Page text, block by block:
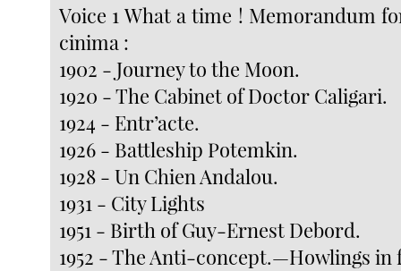
Voice 1 What a time ! Memorandum
cinima :
1902 - Journey to the Moon.
1920 - The Cabinet of Doctor Caligari.
1924 - Entr’acte.
1926 - Battleship Potemkin.
1928 - Un Chien Andalou.
1931 - City Lights
1951 - Birth of Guy-Ernest Debord.
1952 - The Anti-concept.—Howlings in